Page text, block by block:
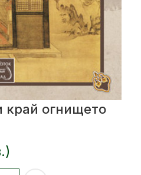
край огнището